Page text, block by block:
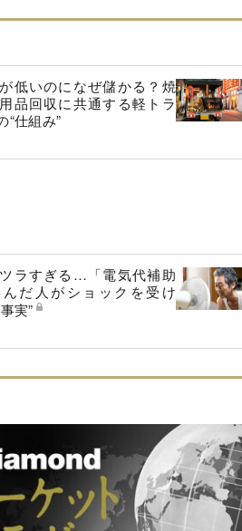
低いのになぜ儲かる？焼
品回収に共通する軽トラ
“仕組み”
ラすぎる…「電気代補助
だ人がショックを受け
実”